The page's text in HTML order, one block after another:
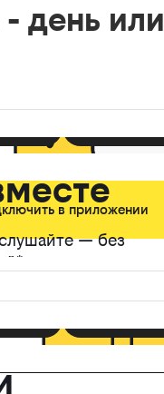
день или
— без
в приложении